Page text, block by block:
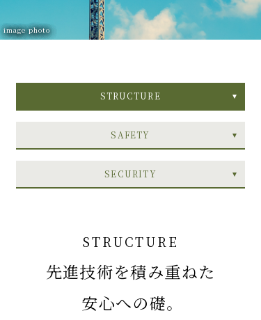
image photo
STRUCTURE
SAFETY
SECURITY
STRUCTURE
先進技術を積み重ねた
安心への礎。
SAFETY
災害対策の基は
設計段階から。
SECURITY
確かなる安心が
毎日の暮らしを守ります。